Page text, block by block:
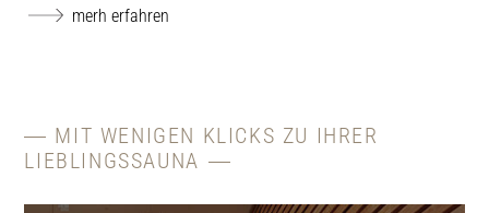
merh erfahren
MIT WENIGEN KLICKS ZU IHRER
LIEBLINGSSAUNA